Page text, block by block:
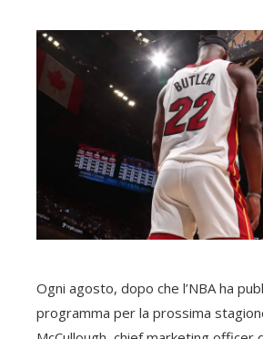
Ogni agosto, dopo che l’NBA ha
programma per la prossima